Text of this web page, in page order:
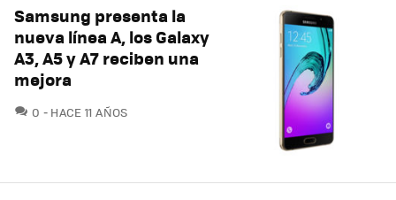
Samsung presenta la
nueva línea A, los Galaxy
A3, A5 y A7 reciben una
mejora
0 COMENTARIOS
HACE 11 AÑOS